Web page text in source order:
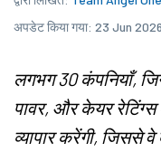
अपडेट किया गया: 23 Jun
लगभग 30 कंपनियाँ,
पावर, और केयर
व्यापार करेंगी, जिससे